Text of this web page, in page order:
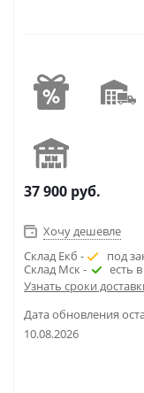
37 900 руб.
Хочу дешевле
Склад Екб -
под
Склад Мск -
есть
Узнать сроки
Дата обновления
10.08.2026